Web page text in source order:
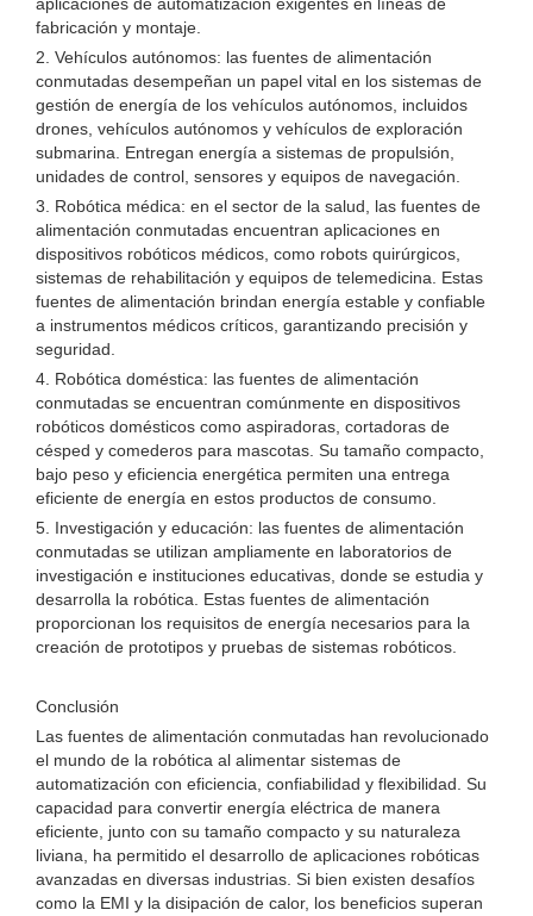
fabricación y montaje.
2. Vehículos autónomos: las fuentes de alimentación
conmutadas desempeñan un papel vital en los sistemas de
gestión de energía de los vehículos autónomos, incluidos
drones, vehículos autónomos y vehículos de exploración
submarina. Entregan energía a sistemas de propulsión,
unidades de control, sensores y equipos de navegación.
3. Robótica médica: en el sector de la salud, las fuentes de
alimentación conmutadas encuentran aplicaciones en
dispositivos robóticos médicos, como robots quirúrgicos,
sistemas de rehabilitación y equipos de telemedicina. Estas
fuentes de alimentación brindan energía estable y confiable
a instrumentos médicos críticos, garantizando precisión y
seguridad.
4. Robótica doméstica: las fuentes de alimentación
conmutadas se encuentran comúnmente en dispositivos
robóticos domésticos como aspiradoras, cortadoras de
césped y comederos para mascotas. Su tamaño compacto,
bajo peso y eficiencia energética permiten una entrega
eficiente de energía en estos productos de consumo.
5. Investigación y educación: las fuentes de alimentación
conmutadas se utilizan ampliamente en laboratorios de
investigación e instituciones educativas, donde se estudia y
desarrolla la robótica. Estas fuentes de alimentación
proporcionan los requisitos de energía necesarios para la
creación de prototipos y pruebas de sistemas robóticos.
Conclusión
Las fuentes de alimentación conmutadas han revolucionado
el mundo de la robótica al alimentar sistemas de
automatización con eficiencia, confiabilidad y flexibilidad. Su
capacidad para convertir energía eléctrica de manera
eficiente, junto con su tamaño compacto y su naturaleza
liviana, ha permitido el desarrollo de aplicaciones robóticas
avanzadas en diversas industrias. Si bien existen desafíos
como la EMI y la disipación de calor, los beneficios superan